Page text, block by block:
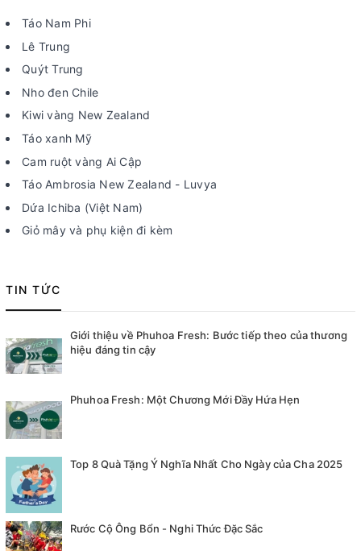
Táo Nam Phi
Lê Trung
Quýt Trung
Nho đen Chile
Kiwi vàng New Zealand
Táo xanh Mỹ
Cam ruột vàng Ai Cập
Táo Ambrosia New Zealand - Luvya
Dứa Ichiba (Việt Nam)
Giỏ mây và phụ kiện đi kèm
TIN TỨC
Giới thiệu về Phuhoa Fresh: Bước tiếp theo của thương
hiệu đáng tin cậy
Phuhoa Fresh: Một Chương Mới Đầy Hứa Hẹn
Top 8 Quà Tặng Ý Nghĩa Nhất Cho Ngày của Cha 2025
Rước Cộ Ông Bổn - Nghi Thức Đặc Sắc